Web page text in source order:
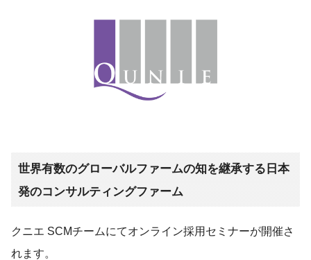
世界有数のグローバルファームの知を継承する日本
発のコンサルティングファーム
クニエ SCMチームにてオンライン採用セミナーが開催さ
れます。